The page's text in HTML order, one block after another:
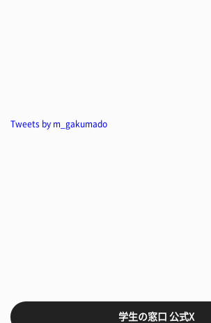
Tweets by m_gakumado
学生の窓口 公式X